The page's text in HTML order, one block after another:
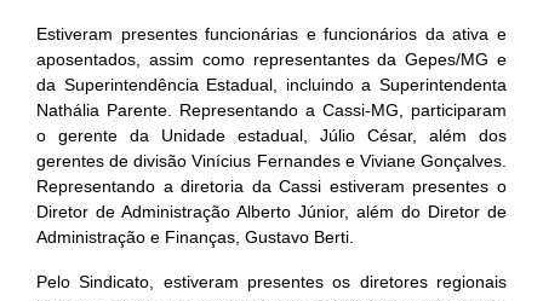
Estiveram presentes funcionárias e funcionários da ativa e
aposentados, assim como representantes da Gepes/MG e
da Superintendência Estadual, incluindo a Superintendenta
Nathália Parente. Representando a Cassi-MG, participaram
o gerente da Unidade estadual, Júlio César, além dos
gerentes de divisão Vinícius Fernandes e Viviane Gonçalves.
Representando a diretoria da Cassi estiveram presentes o
Diretor de Administração Alberto Júnior, além do Diretor de
Administração e Finanças, Gustavo Berti.
Pelo Sindicato, estiveram presentes os diretores regionais